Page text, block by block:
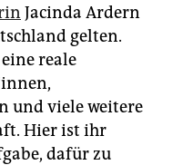
Jacinda Ardern
gelten.
reale
und viele weitere
Hier ist ihr
dafür zu